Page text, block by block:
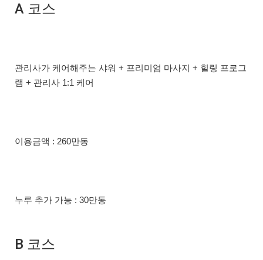
A 코스
관리사가 케어해주는 샤워 + 프리미엄 마사지 + 힐링 프로그
램 + 관리사 1:1 케어
이용금액 : 260만동
누루 추가 가능 : 30만동
B 코스